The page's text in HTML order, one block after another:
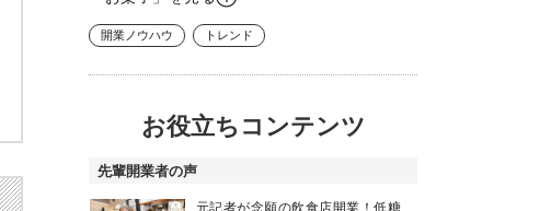
開業ノウハウ トレンド
お役立ちコンテンツ
先輩開業者の声
元記者が念願の飲食店開業！低糖